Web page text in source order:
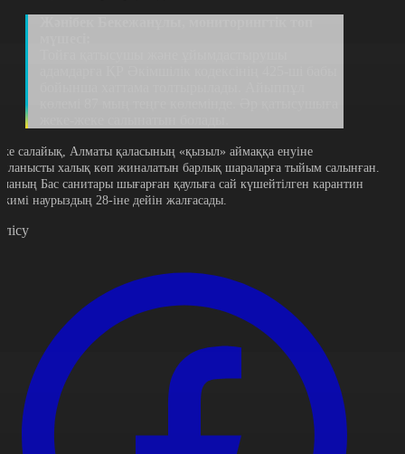
салайық, Алматы қаласының «қызыл» аймаққа енуіне
халық көп жиналатын барлық шараларға тыйым салынған.
Бас санитары шығарған қаулыға сай күшейтілген карантин
наурыздың 28-іне дейін жалғасады.